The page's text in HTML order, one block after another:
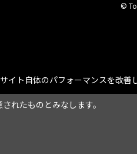
©
イト自体のパフォーマンスを改
れたものとみなします。